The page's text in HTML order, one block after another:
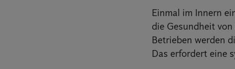
Einmal im Innern
die Gesundheit
Betrieben werden
Das erfordert eine